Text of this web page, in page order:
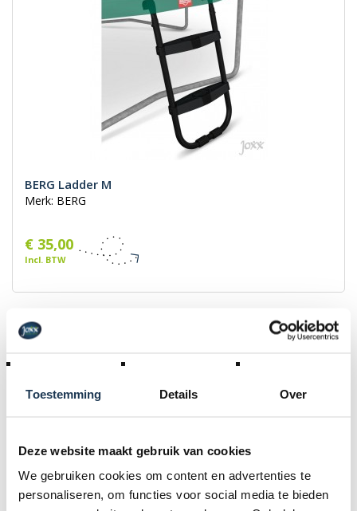
Toestemming Details Over
Deze website maakt gebruik van cookies
We gebruiken cookies om content en advertenties te
personaliseren, om functies voor social media te bieden
BERG Ladder M
Merk: BERG
€ 35,00
Incl. BTW